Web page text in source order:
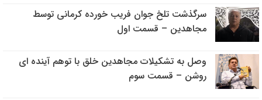
سرگذشت تلخ جوان فریب خورده کرمانی توسط
مجاهدین – قسمت اول
وصل به تشکیلات مجاهدین خلق با توهم آینده ای
روشن – قسمت سوم